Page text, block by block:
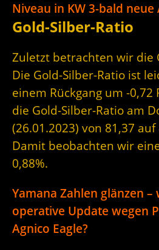
Niveau in KW 3-bald neue
Gold-Silber-Ratio
Zuletzt betrachten wir die
Die Gold-Silber-Ratio ist
einem Rückgang um -0,72
die Gold-Silber-Ratio am
(26.01.2023) von 81,37
Damit beobachten wir
0,88%.
Yamana Zahlen glänzen –
operative Update wegen
Agnico Eagle?